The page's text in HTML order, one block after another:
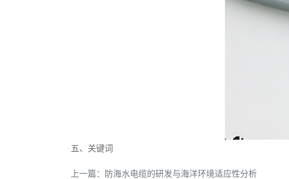
五、关键词
上一篇： 防海水电缆的研发与海洋环境适应性分析